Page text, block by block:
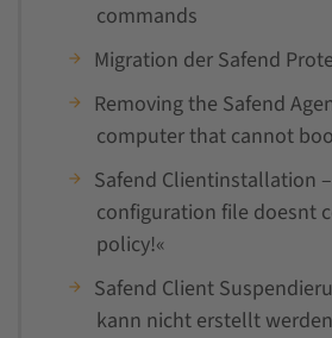
commands
Migration der Safend
Removing the Safend
computer that cannot
Safend Clientinstallation
configuration file doesnt
policy!«
Safend Client
kann nicht erstellt werden